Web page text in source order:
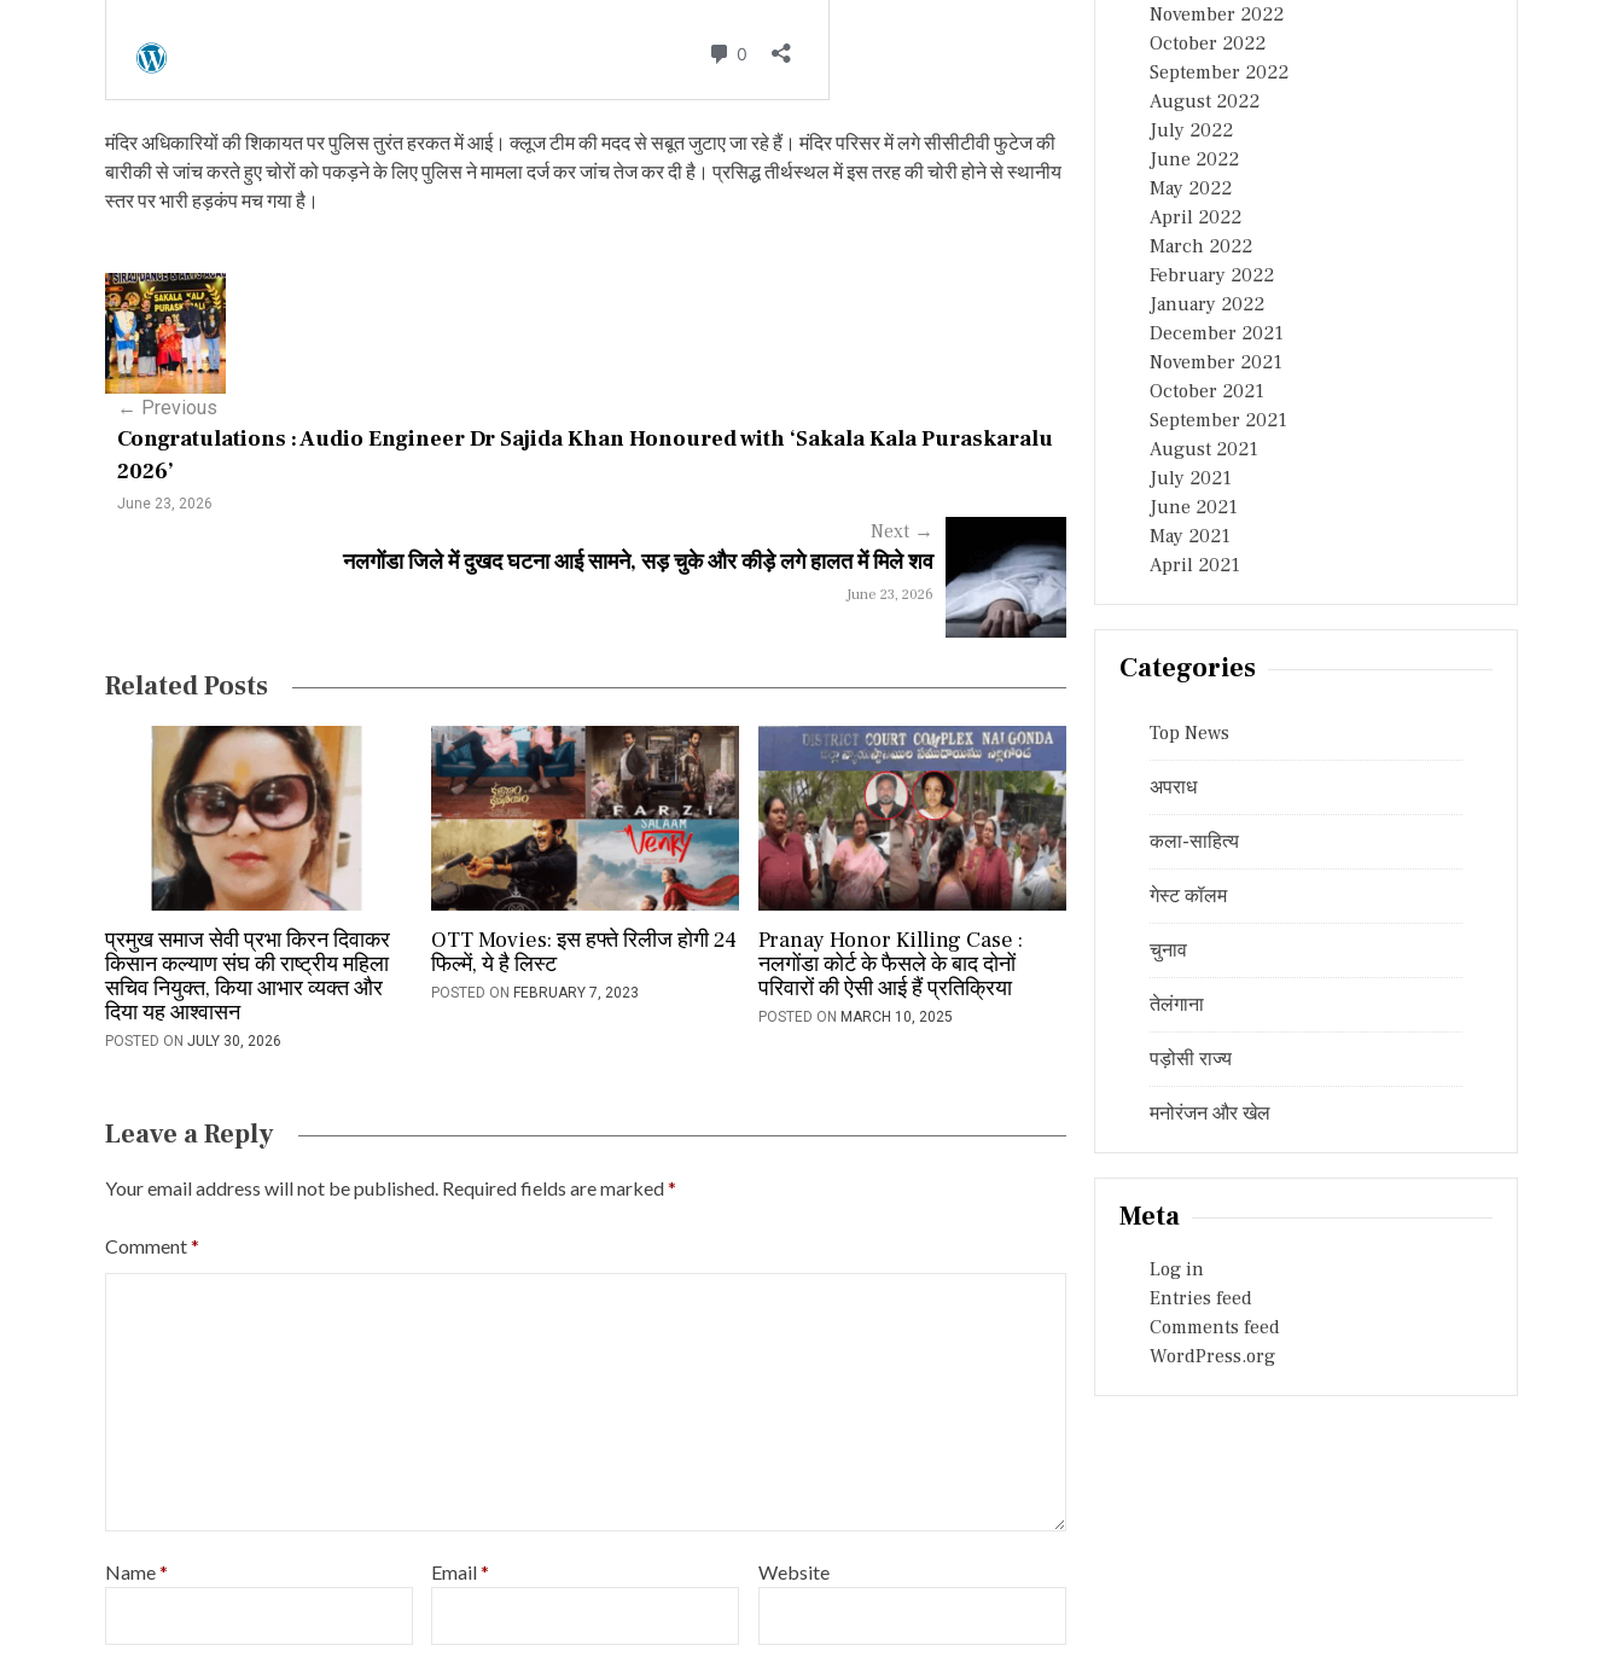
मंदिर अधिकारियों की शिकायत पर पुलिस तुरंत हरकत में आई। क्लूज टीम की मदद से सबूत जुटाए जा रहे हैं। मंदिर परिसर में लगे सीसीटीवी फुटेज की
बारीकी से जांच करते हुए चोरों को पकड़ने के लिए पुलिस ने मामला दर्ज कर जांच तेज कर दी है। प्रसिद्ध तीर्थस्थल में इस तरह की चोरी होने से स्थानीय
स्तर पर भारी हड़कंप मच गया है।
P
o
s
n
a
a
← Previous
Congratulations : Audio Engineer Dr Sajida Khan Honoured with ‘Sakala Kala Puraskaralu
2026’
June 23, 2026
Next →
नलगोंडा जिले में दुखद घटना आई सामने, सड़ चुके और कीड़े लगे हालत में मिले शव
June 23, 2026
Related Posts
प्रमुख समाज सेवी प्रभा किरन दिवाकर
किसान कल्याण संघ की राष्ट्रीय महिला
सचिव नियुक्त, किया आभार व्यक्त और
दिया यह आश्वासन
POSTED ON JULY 30, 2026
OTT Movies: इस हफ्ते रिलीज होगी 24
फिल्में, ये है लिस्ट
POSTED ON FEBRUARY 7, 2023
Pranay Honor Killing Case :
नलगोंडा कोर्ट के फैसले के बाद दोनों
परिवारों की ऐसी आई हैं प्रतिक्रिया
POSTED ON MARCH 10, 2025
Leave a Reply
Your email address will not be published. Required fields are marked*
Comment*
Name* Email* Website
November 2022
October 2022
September 2022
August 2022
July 2022
June 2022
May 2022
April 2022
March 2022
February 2022
January 2022
December 2021
November 2021
October 2021
September 2021
August 2021
July 2021
June 2021
May 2021
April 2021
Categories
Top News
अपराध
कला-साहित्य
गेस्ट कॉलम
चुनाव
तेलंगाना
पड़ोसी राज्य
मनोरंजन और खेल
Meta
Log in
Entries feed
Comments feed
WordPress.org